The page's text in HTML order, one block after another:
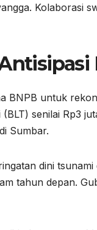
Kolaborasi
BNPB untuk
senilai Rp3
Sumbar.
dini
tahun depan.